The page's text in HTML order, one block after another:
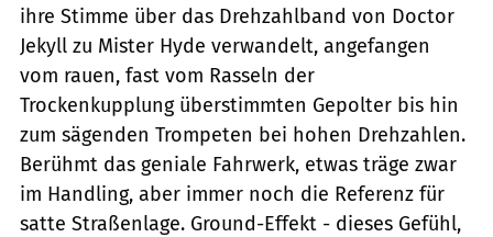
ihre Stimme über das Drehzahlband von Doctor
Jekyll zu Mister Hyde verwandelt, angefangen
vom rauen, fast vom Rasseln der
Trockenkupplung überstimmten Gepolter bis hin
zum sägenden Trompeten bei hohen Drehzahlen.
Berühmt das geniale Fahrwerk, etwas träge zwar
im Handling, aber immer noch die Referenz für
satte Straßenlage. Ground-Effekt - dieses Gefühl,